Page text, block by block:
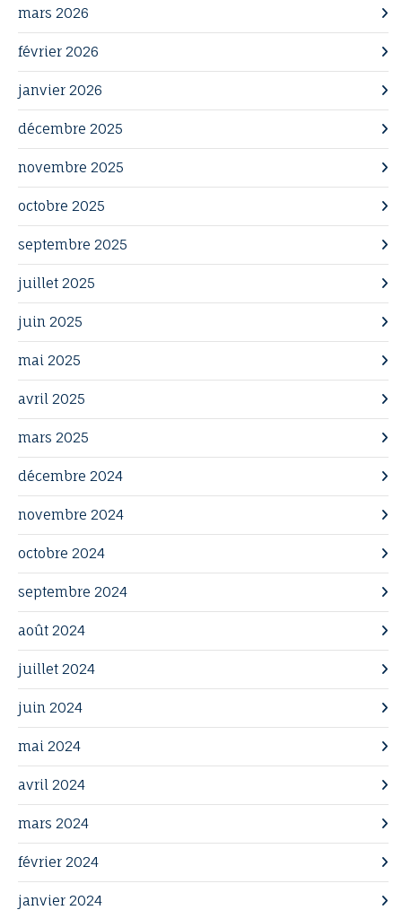
mars 2026
février 2026
janvier 2026
décembre 2025
novembre 2025
octobre 2025
septembre 2025
juillet 2025
juin 2025
mai 2025
avril 2025
mars 2025
décembre 2024
novembre 2024
octobre 2024
septembre 2024
août 2024
juillet 2024
juin 2024
mai 2024
avril 2024
mars 2024
février 2024
janvier 2024